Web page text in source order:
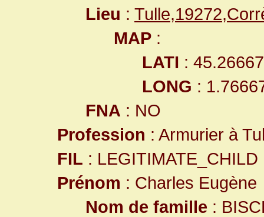
Lieu :
MAP :
LATI :
LONG :
FNA : NO
Profession : Armurier à
FIL : LEGITIMATE_CHILD
Prénom : Charles Eugène
Nom de famille :